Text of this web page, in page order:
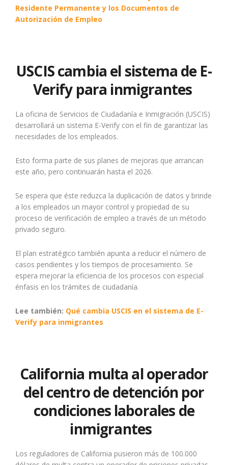
Residente Permanente y los Documentos de
Autorización de Empleo
USCIS cambia el sistema de E-
Verify para inmigrantes
La oficina de Servicios de Ciudadanía e Inmigración (USCIS)
desarrollará un sistema E-Verify con el fin de garantizar las
necesidades de los empleados.
Esto forma parte de sus planes de mejoras que arrancan
este año, pero continuarán hasta el 2026.
Se espera que éste reduzca la duplicación de datos y brinde
a los empleados un mayor control y propiedad de su
proceso de verificación de empleo a través de un método
privado seguro.
El plan estratégico también apunta a reducir el número de
casos pendientes y los tiempos de procesamiento. Se
espera mejorar la eficiencia de los procesos con especial
énfasis en los trámites de ciudadanía.
Lee también: Qué cambia USCIS en el sistema de E-
Verify para inmigrantes
California multa al operador
del centro de detención por
condiciones laborales de
inmigrantes
Los reguladores de California pusieron más de 100.000